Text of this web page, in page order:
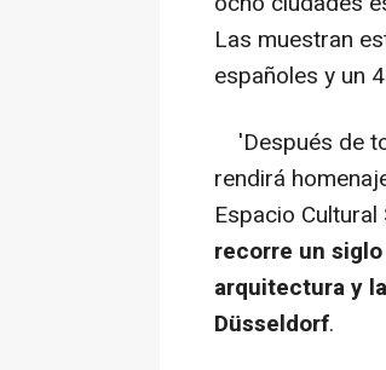
Las muestran
españoles y un
'Después de
rendirá
Espacio
recorre un
arquitectura y
Düsseldorf.